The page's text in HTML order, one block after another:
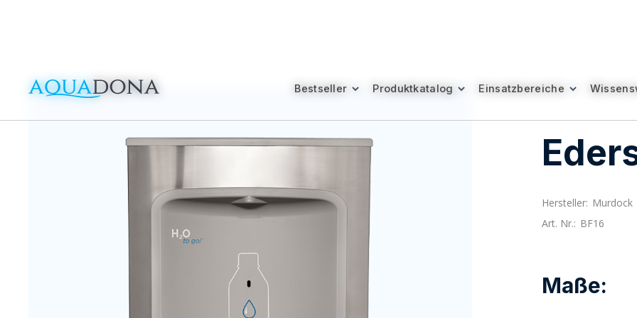
Bestseller Produktkatalog Einsatzbereiche
Bestseller Produktkatalog Einsatzbereiche
Hersteller: Murdock
Art. Nr.: BF16
Maße: